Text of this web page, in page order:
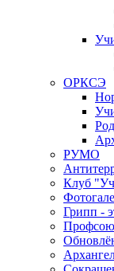
ОРКСЭ
РУМО
Клуб
Грипп -